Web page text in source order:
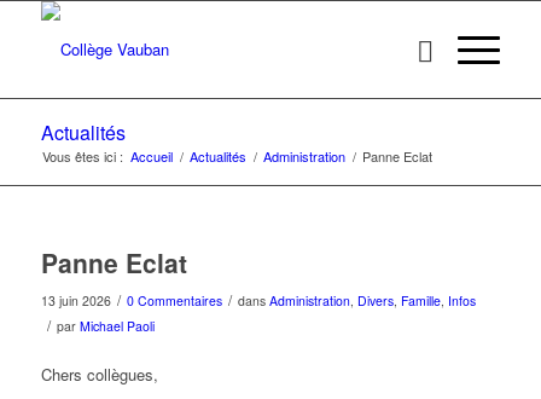
Actualités
Vous êtes ici : Accueil / Actualités / Administration / Panne Eclat
Panne Eclat
13 juin 2026 / 0 Commentaires / dans Administration, Divers, Famille, Infos
/ par Michael Paoli
Chers collègues,